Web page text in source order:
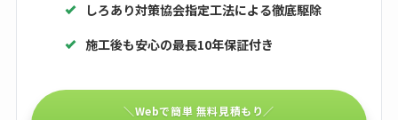
しろあり対策協会指定工法による徹底駆除
施工後も安心の最長10年保証付き
＼Webで簡単 無料見積もり／